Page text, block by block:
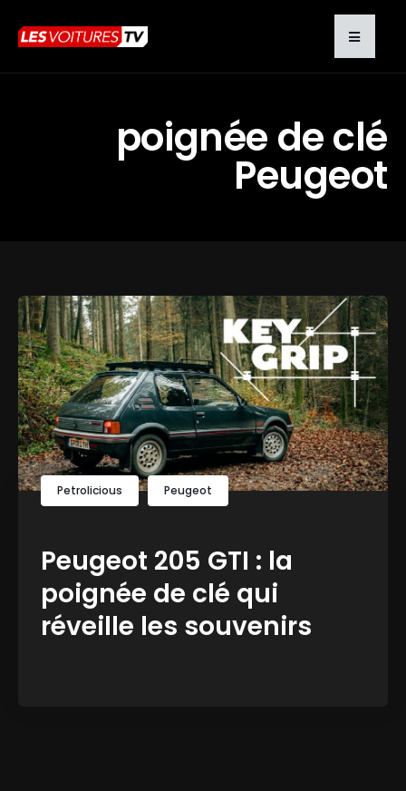
poignée de clé
Peugeot
Petrolicious Peugeot
Peugeot 205 GTI : la
poignée de clé qui
réveille les souvenirs